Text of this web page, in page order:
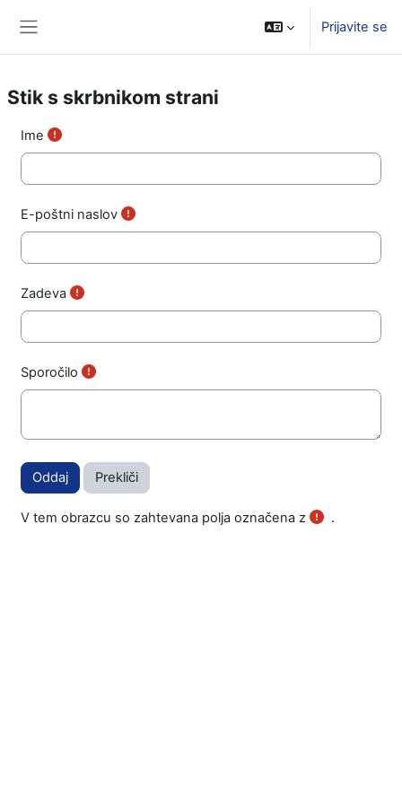
Prijavite se
Stik s skrbnikom strani
Ime
E-poštni naslov
Zadeva
Sporočilo
Form actions
V tem obrazcu so zahtevana polja označena z .